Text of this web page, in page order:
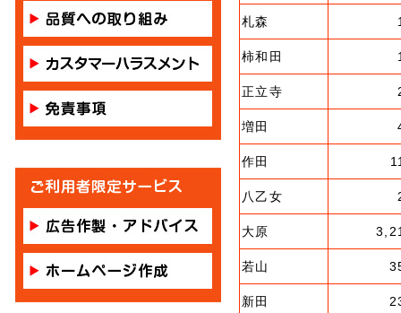
札森
柿和田
正立寺
増田
作田
八乙女
大原
若山
新田